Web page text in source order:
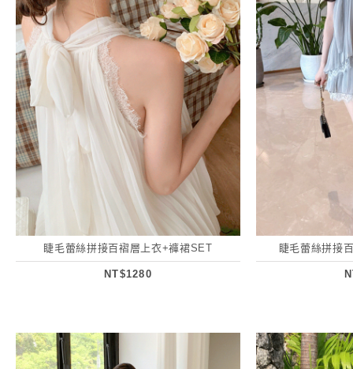
睫毛蕾絲拼接百褶層上衣+褲裙SET
NT$1280
睫毛蕾絲拼接